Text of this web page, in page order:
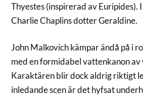
Thyestes (inspirerad av Euripides).
Charlie Chaplins dotter Geraldine.
John Malkovich kämpar ändå på i
med en formidabel vattenkanon av
Karaktären blir dock aldrig riktigt
inledande scen är det hyfsat